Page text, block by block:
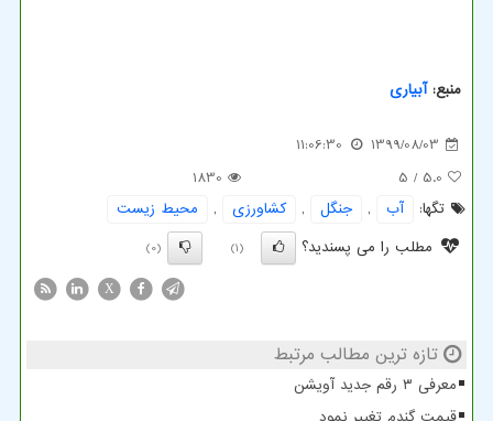
منبع:آبیاری
1399/08/03
11:06:30
5.0
/ 5
1830
تگها:
آب , جنگل , كشاورزی ,
محیط زیست
مطلب را می پسندید؟
(1)
(0)
X
تازه ترین مطالب مرتبط
معرفی ۳ رقم جدید آویشن
قیمت گندم تغییر نمود